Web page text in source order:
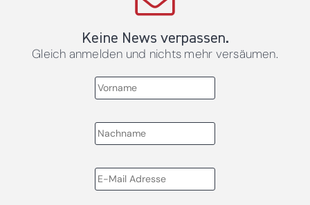
Keine News verpassen.
Gleich anmelden und nichts mehr versäumen.